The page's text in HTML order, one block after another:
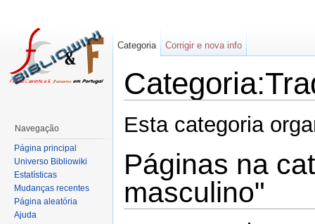
Esta categoria
Páginas na
masculino"
Categoria Corrigir e nova info
Navegação
Página principal
Universo Bibliowiki
Estatísticas
Mudanças recentes
Página aleatória
Ajuda